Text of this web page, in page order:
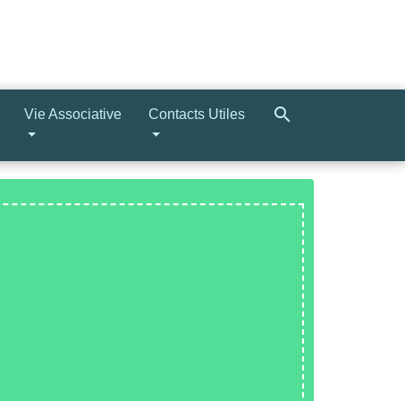
Vie Associative Contacts Utiles search